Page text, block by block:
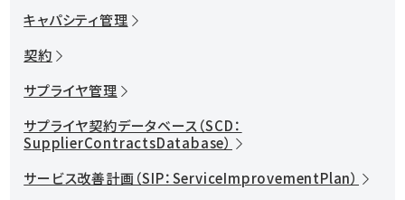
キャパシティ管理
契約
サプライヤ管理
サプライヤ契約データベース（SCD：
SupplierContractsDatabase）
サービス改善計画（SIP：ServiceImprovementPlan）